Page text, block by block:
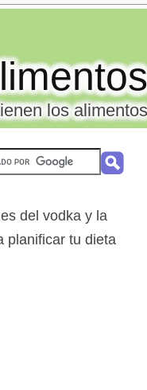
los alimentos
del vodka y la
planificar tu dieta